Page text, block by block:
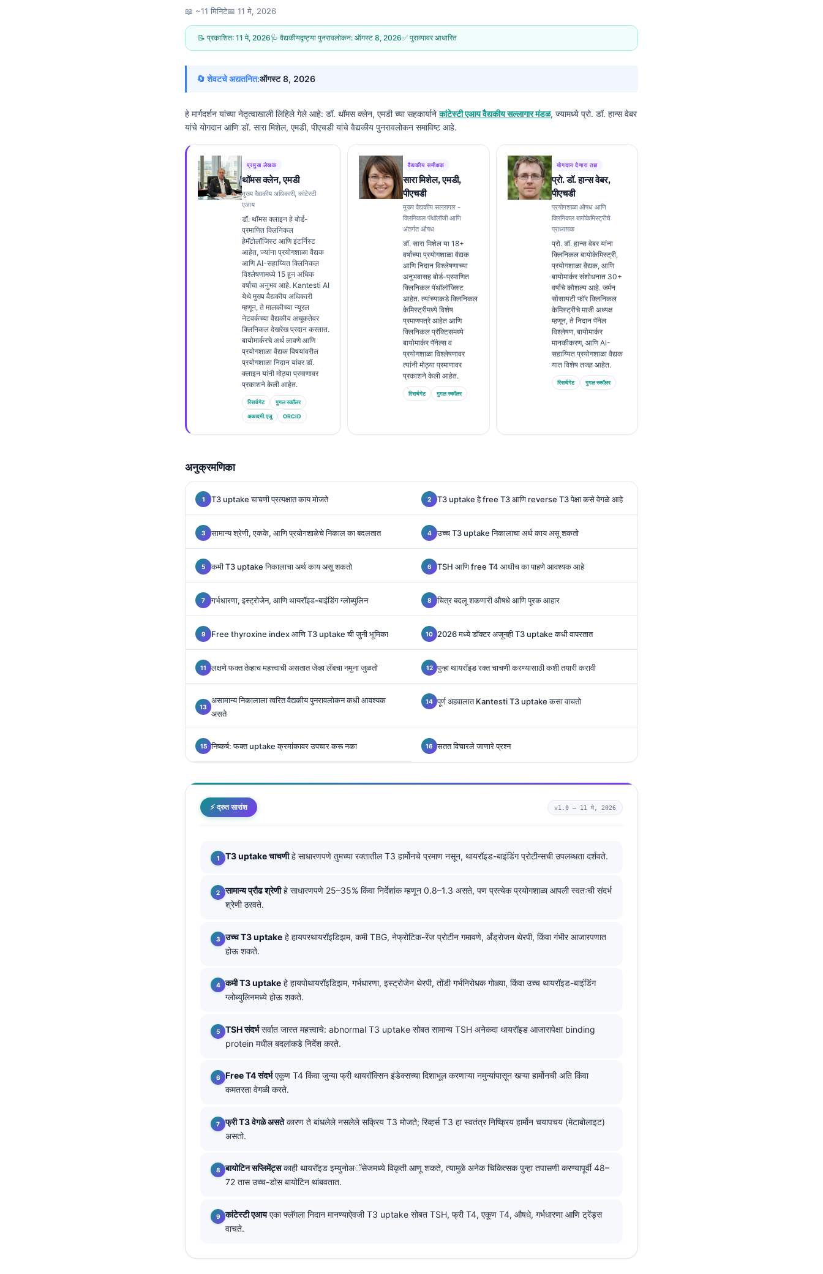
📖 ~11 मिनिटे📅 11 मे, 2026
📝 प्रकाशित: 11 मे, 2026🩺 वैद्यकीयदृष्ट्या पुनरावलोकन: ऑगस्ट 8, 2026✅ पुराव्यावर आधारित
🔄 शेवटचे अद्यतनित:ऑगस्ट 8, 2026
हे मार्गदर्शन यांच्या नेतृत्वाखाली लिहिले गेले आहे: डॉ. थॉमस क्लेन, एमडीच्या सहकार्यानेकांटेस्टी एआय वैद्यकीय सल्लागार मंडळ, ज्यामध्ये प्रो. डॉ. हान्स वेबर
यांचे योगदान आणि डॉ. सारा मिशेल, एमडी, पीएचडी यांचे वैद्यकीय पुनरावलोकन समाविष्ट आहे.
प्रमुख लेखक
थॉमस क्लेन, एमडी
मुख्य वैद्यकीय अधिकारी, कांटेस्टी
एआय
डॉ. थॉमस क्लाइन हे बोर्ड-
प्रमाणित क्लिनिकल
हेमॅटोलॉजिस्ट आणि इंटर्निस्ट
आहेत, ज्यांना प्रयोगशाळा वैद्यक
आणि AI-सहाय्यित क्लिनिकल
विश्लेषणामध्ये 15 हून अधिक
वर्षांचा अनुभव आहे. Kantesti AI
येथे मुख्य वैद्यकीय अधिकारी
म्हणून, ते मालकीच्या न्यूरल
नेटवर्कच्या वैद्यकीय अचूकतेवर
क्लिनिकल देखरेख प्रदान करतात.
बायोमार्करचे अर्थ लावणे आणि
प्रयोगशाळा वैद्यक विषयांवरील
प्रयोगशाळा निदान यांवर डॉ.
क्लाइन यांनी मोठ्या प्रमाणावर
प्रकाशने केली आहेत.
रिसर्चगेट गुगल स्कॉलर
अकादमी.एजु ORCID
वैद्यकीय समीक्षक
सारा मिशेल, एमडी,
पीएचडी
मुख्य वैद्यकीय सल्लागार -
क्लिनिकल पॅथॉलॉजी आणि
अंतर्गत औषध
डॉ. सारा मिशेल या 18+
वर्षांच्या प्रयोगशाळा वैद्यक
आणि निदान विश्लेषणाच्या
अनुभवासह बोर्ड-प्रमाणित
क्लिनिकल पॅथॉलॉजिस्ट
आहेत. त्यांच्याकडे क्लिनिकल
केमिस्ट्रीमध्ये विशेष
प्रमाणपत्रे आहेत आणि
क्लिनिकल प्रॅक्टिसमध्ये
बायोमार्कर पॅनेल्स व
प्रयोगशाळा विश्लेषणावर
त्यांनी मोठ्या प्रमाणावर
प्रकाशने केली आहेत.
रिसर्चगेट गुगल स्कॉलर
योगदान देणारा तज्ञ
प्रो. डॉ. हान्स वेबर,
पीएचडी
प्रयोगशाळा औषध आणि
क्लिनिकल बायोकेमिस्ट्रीचे
प्राध्यापक
प्रो. डॉ. हान्स वेबर यांना
क्लिनिकल बायोकेमिस्ट्री,
प्रयोगशाळा वैद्यक, आणि
बायोमार्कर संशोधनात 30+
वर्षांचे कौशल्य आहे. जर्मन
सोसायटी फॉर क्लिनिकल
केमिस्ट्रीचे माजी अध्यक्ष
म्हणून, ते निदान पॅनेल
विश्लेषण, बायोमार्कर
मानकीकरण, आणि AI-
सहाय्यित प्रयोगशाळा वैद्यक
यात विशेष तज्ज्ञ आहेत.
रिसर्चगेट गुगल स्कॉलर
अनुक्रमणिका
T3 uptake चाचणी प्रत्यक्षात काय मोजते T3 uptake हे free T3 आणि reverse T3 पेक्षा कसे वेगळे आहे
सामान्य श्रेणी, एकके, आणि प्रयोगशाळेचे निकाल का बदलतात उच्च T3 uptake निकालाचा अर्थ काय असू शकतो
कमी T3 uptake निकालाचा अर्थ काय असू शकतो TSH आणि free T4 आधीच का पाहणे आवश्यक आहे
गर्भधारणा, इस्ट्रोजेन, आणि थायरॉइड-बाइंडिंग ग्लोब्युलिन चित्र बदलू शकणारी औषधे आणि पूरक आहार
Free thyroxine index आणि T3 uptake ची जुनी भूमिका 2026 मध्ये डॉक्टर अजूनही T3 uptake कधी वापरतात
लक्षणे फक्त तेव्हाच महत्त्वाची असतात जेव्हा लॅबचा नमुना जुळतो पुन्हा थायरॉइड रक्त चाचणी करण्यासाठी कशी तयारी करावी
असामान्य निकालाला त्वरित वैद्यकीय पुनरावलोकन कधी आवश्यक
असते
पूर्ण अहवालात Kantesti T3 uptake कसा वाचतो
निष्कर्ष: फक्त uptake क्रमांकावर उपचार करू नका सतत विचारले जाणारे प्रश्न
⚡ द्रुत सारांश v1.0 — 11 मे, 2026
T3 uptake चाचणीहे साधारणपणे तुमच्या रक्तातील T3 हार्मोनचे प्रमाण नसून, थायरॉइड-बाइंडिंग प्रोटीन्सची उपलब्धता दर्शवते.
सामान्य प्रौढ श्रेणीहे साधारणपणे 25–35% किंवा निर्देशांक म्हणून 0.8–1.3 असते, पण प्रत्येक प्रयोगशाळा आपली स्वतःची संदर्भ
श्रेणी ठरवते.
उच्च T3 uptake हे हायपरथायरॉइडिझम, कमी TBG, नेफ्रोटिक-रेंज प्रोटीन गमावणे, अँड्रोजन थेरपी, किंवा गंभीर आजारपणात
होऊ शकते.
कमी T3 uptake हे हायपोथायरॉइडिझम, गर्भधारणा, इस्ट्रोजेन थेरपी, तोंडी गर्भनिरोधक गोळ्या, किंवा उच्च थायरॉइड-बाइंडिंग
ग्लोब्युलिनमध्ये होऊ शकते.
TSH संदर्भसर्वात जास्त महत्त्वाचे: abnormal T3 uptake सोबत सामान्य TSH अनेकदा थायरॉइड आजारापेक्षा binding
protein मधील बदलांकडे निर्देश करते.
Free T4 संदर्भएकूण T4 किंवा जुन्या फ्री थायरॉक्सिन इंडेक्सच्या दिशाभूल करणाऱ्या नमुन्यांपासून खऱ्या हार्मोनची अति किंवा
कमतरता वेगळी करते.
फ्री T3 वेगळे असतेकारण ते बांधलेले नसलेले सक्रिय T3 मोजते; रिव्हर्स T3 हा स्वतंत्र निष्क्रिय हार्मोन चयापचय (मेटाबोलाइट)
असतो.
बायोटिन सप्लिमेंट्सकाही थायरॉइड इम्युनोअॅसेजमध्ये विकृती आणू शकते, त्यामुळे अनेक चिकित्सक पुन्हा तपासणी करण्यापूर्वी 48–
72 तास उच्च-डोस बायोटिन थांबवतात.
कांटेस्टी एआयएका फ्लॅगला निदान मानण्याऐवजी T3 uptake सोबत TSH, फ्री T4, एकूण T4, औषधे, गर्भधारणा आणि ट्रेंड्स
वाचते.